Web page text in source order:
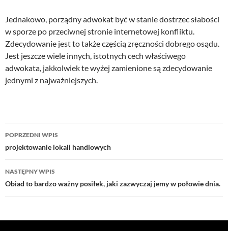
Jednakowo, porządny adwokat być w stanie dostrzec słabości
w sporze po przeciwnej stronie internetowej konfliktu.
Zdecydowanie jest to także częścią zręczności dobrego osądu.
Jest jeszcze wiele innych, istotnych cech właściwego
adwokata, jakkolwiek te wyżej zamienione są zdecydowanie
jednymi z najważniejszych.
Nawigacja
wpisu
POPRZEDNI WPIS
projektowanie lokali handlowych
NASTĘPNY WPIS
Obiad to bardzo ważny posiłek, jaki zazwyczaj jemy w połowie dnia.